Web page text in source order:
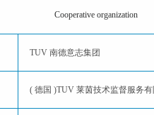
Cooperative organization
TUV 南德意志集团
( 德国 )TUV 莱茵技术监督服务